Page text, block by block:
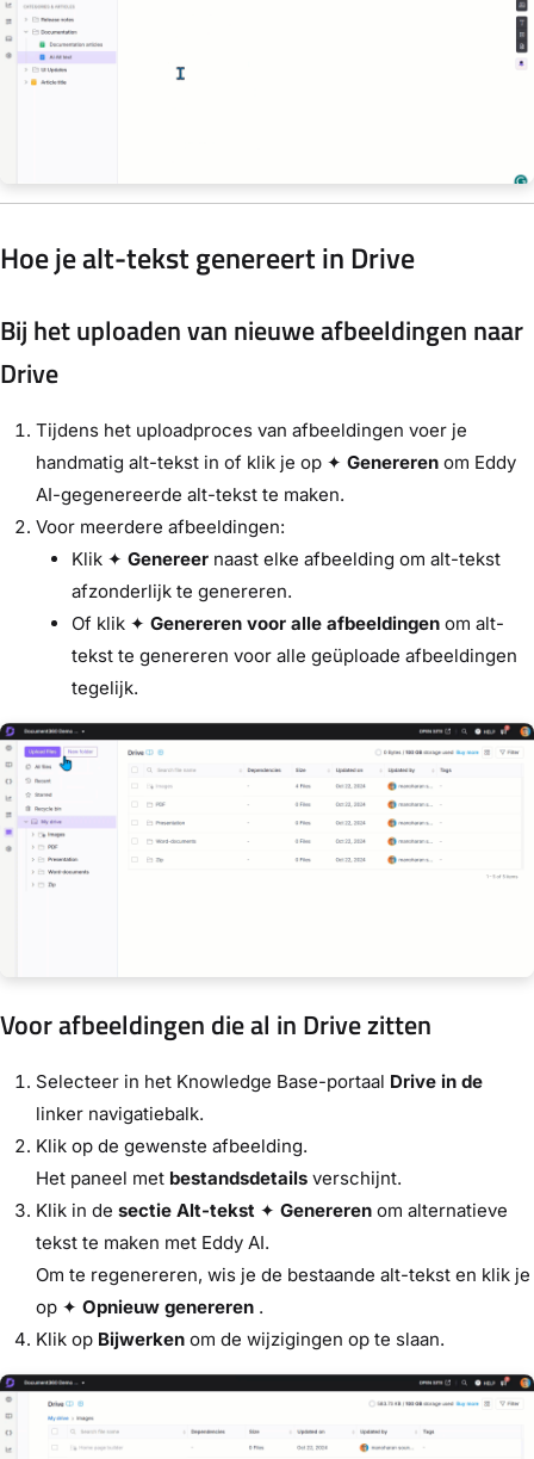
Hoe je alt-tekst genereert in Drive
Bij het uploaden van nieuwe afbeeldingen naar
Drive
Tijdens het uploadproces van afbeeldingen voer je
handmatig alt-tekst in of klik je op ✦ Genereren om Eddy
AI-gegenereerde alt-tekst te maken.
Voor meerdere afbeeldingen:
Klik ✦ Genereer naast elke afbeelding om alt-tekst
afzonderlijk te genereren.
Of klik ✦ Genereren voor alle afbeeldingen om alt-
tekst te genereren voor alle geüploade afbeeldingen
tegelijk.
Voor afbeeldingen die al in Drive zitten
Selecteer in het Knowledge Base-portaal Drive in de
linker navigatiebalk.
Klik op de gewenste afbeelding.
Het paneel met bestandsdetails verschijnt.
Klik in de sectie Alt-tekst ✦ Genereren om alternatieve
tekst te maken met Eddy AI.
Om te regenereren, wis je de bestaande alt-tekst en klik je
op ✦ Opnieuw genereren .
Klik op Bijwerken om de wijzigingen op te slaan.